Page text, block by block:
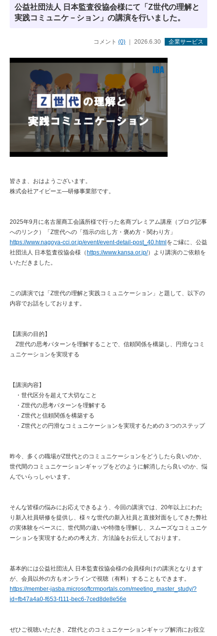
公益社団法人 日本監査役協会様にて「Z世代の理解と
実践コミュニケ－ション」の講演を行いました。
コメント (0) ｜ 2026.6.30 企業サービス
皆さま、おはようございます。
株式会社アイビーエ―研修事業部です。
2025年9月に名古屋商工会議所様で行った名商プレミアム講座（ブログ記事
へのリンク）「Z世代への「指示の出し方・褒め方・関わり方」
https://www.nagoya-cci.or.jp/event/event-detail-post_40.html をご縁に、公益
社団法人 日本監査役協会様（ https://www.kansa.or.jp/）より講演のご依頼を
いただきました。
この講演では「Z世代の理解と実践コミュニケーション」と題して、以下の
内容でお話をしております。
【講演の目的】
Z世代の思考パターンを理解することで、信頼関係を構築し、円滑なコミ
ュニケーションを実現する
【講演内容】
・世代区分を超えて大切なこと
・Z世代の思考パターンを理解する
・Z世代と信頼関係を構築する
・Z世代との円滑なコミュニケーションを実現するための３つのステップ
昨今、多くの職場がZ世代とのコミュニケーションをどうしたら良いのか、
世代間のコミュニケーションギャップをどのように解消したら良いのか、悩
んでいらっしゃいます。
そんな皆様の悩みにお応えできるよう、今回の講演では、20年以上にわた
り新入社員研修を提供し、様々な世代の新入社員と直接対面をしてきた弊社
の実体験をベースに、世代間の違いや特徴を理解し、スムーズなコミュニケ
ーションを実現するための考え方、方法論をお伝えしております。
基本的には公益社団法人 日本監査役協会様の会員様向けの講演となります
が、会員以外の方もオンラインで視聴（有料）することもできます。
https://member-jasba.microsoftcrmportals.com/meeting_master_study/?
id=fb47a4a0-f653-f111-bec6-7ced8de8e56e
ぜひご視聴いただき、Z世代とのコミュニケーションギャップ解消にお役立